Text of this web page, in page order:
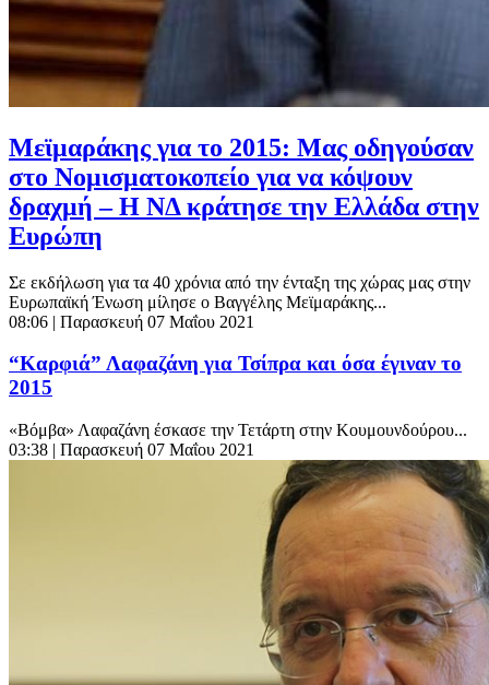
Μεϊμαράκης για το 2015: Μας οδηγούσαν
στο Νομισματοκοπείο για να κόψουν
δραχμή – Η ΝΔ κράτησε την Ελλάδα στην
Ευρώπη
Σε εκδήλωση για τα 40 χρόνια από την ένταξη της χώρας μας στην
Ευρωπαϊκή Ένωση μίλησε ο Βαγγέλης Μεϊμαράκης...
08:06 | Παρασκευή 07 Μαΐου 2021
“Καρφιά” Λαφαζάνη για Τσίπρα και όσα έγιναν το
2015
«Βόμβα» Λαφαζάνη έσκασε την Τετάρτη στην Κουμουνδούρου...
03:38 | Παρασκευή 07 Μαΐου 2021